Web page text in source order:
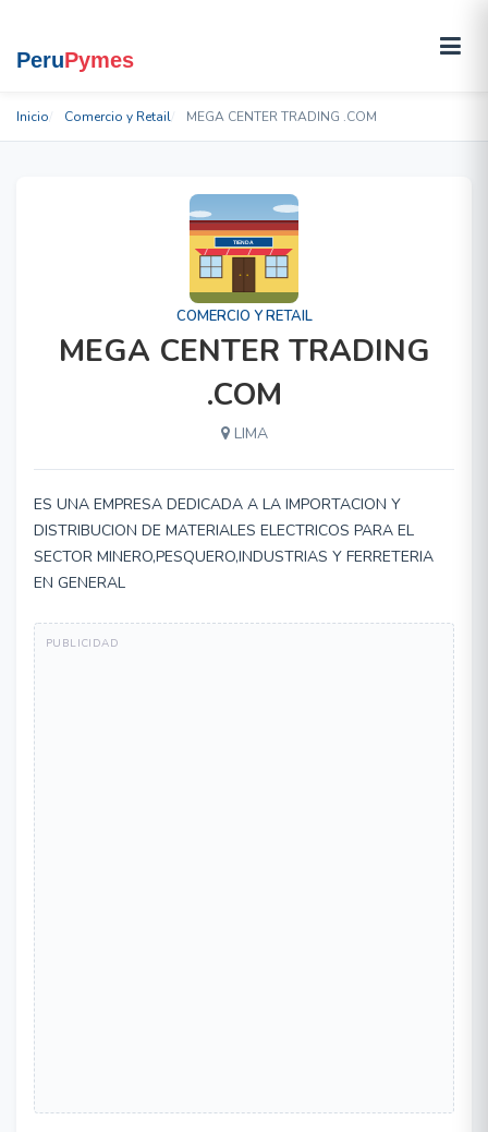
Inicio Comercio y Retail MEGA CENTER TRADING .COM
COMERCIO Y RETAIL
MEGA CENTER TRADING
.COM
LIMA
ES UNA EMPRESA DEDICADA A LA IMPORTACION Y
DISTRIBUCION DE MATERIALES ELECTRICOS PARA EL
SECTOR MINERO,PESQUERO,INDUSTRIAS Y FERRETERIA
EN GENERAL